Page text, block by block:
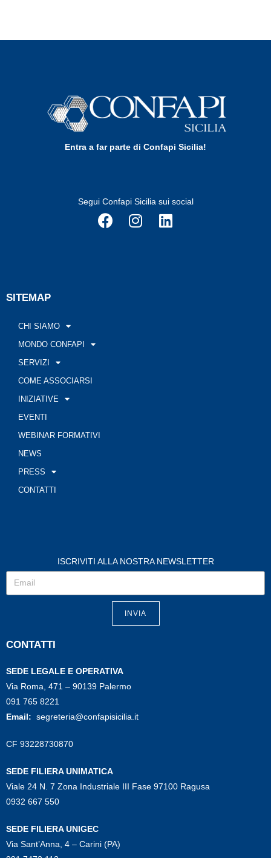
Entra a far parte di Confapi Sicilia!
Segui Confapi Sicilia sui social
SITEMAP
CHI SIAMO
MONDO CONFAPI
SERVIZI
COME ASSOCIARSI
INIZIATIVE
EVENTI
WEBINAR FORMATIVI
NEWS
PRESS
CONTATTI
ISCRIVITI ALLA NOSTRA NEWSLETTER
INVIA
CONTATTI
SEDE LEGALE E OPERATIVA
Via Roma, 471 – 90139 Palermo
091 765 8221
Email: segreteria@confapisicilia.it
CF 93228730870
SEDE FILIERA UNIMATICA
Viale 24 N. 7 Zona Industriale III Fase 97100 Ragusa
0932 667 550
SEDE FILIERA UNIGEC
Via Sant’Anna, 4 – Carini (PA)